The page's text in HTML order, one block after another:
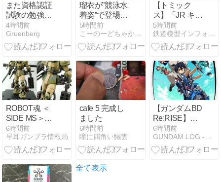
また資格認証
試験の勉強を
始めた
4時間前
Gruenberg
瑠衣が”競泳水
着姿”で登場！
コトブキヤ
「早乙女 瑠衣
【競泳水
8月発売！
5時間前
こーのーどちゃかてきんW -立体版-
【トミック
ス】「JR キハ
40-1700形デ
ィーゼルカー
(山明・紫水)
98101＞」鉄
道模型Nゲー
ジ(26年版)
5時間前
鉄道模型インフォメーションブログ
ROBOT魂 ＜
SIDE MS＞
MS-06J ザク II
湿地帯型 ver.
A.N.I.M.E. ～
～、南米アマ
ゾン流域での
6時間前
早耳ガンプラ情報局
cafe 5 完成し
ました
6時間前
瞳に四角い鰯雲
【ガンダムBD
Re:RISE】も
う6年前の作
品ってマジ
か！
6時間前
GUNDAM.LOG -ガンダム2chまとめブログ-
全て表示